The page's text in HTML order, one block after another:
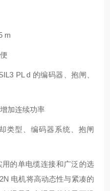
m
PL d 的编码器、抱闸、
加连续功率
类型、编码器系统、抱闸
的单电缆连接和广泛的选
电机将高动态性与紧凑的